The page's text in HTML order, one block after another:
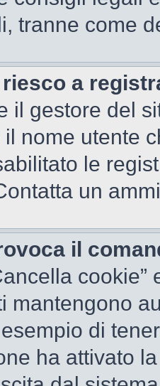
tranne come
a
il gestore del
nome utente
le
un
il
mantengono
di
ha attivato